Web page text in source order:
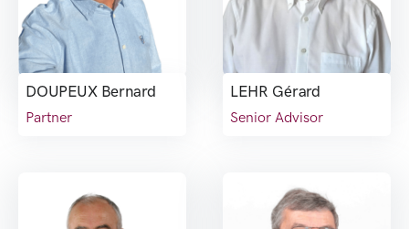
DOUPEUX Bernard
Partner
LEHR Gérard
Senior Advisor